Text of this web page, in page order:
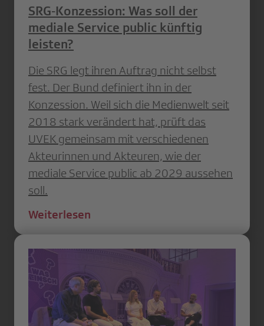
SRG‑Konzession: Was soll der
mediale Service public künftig
leisten?
Die SRG legt ihren Auftrag nicht selbst
fest. Der Bund definiert ihn in der
Konzession. Weil sich die Medienwelt seit
2018 stark verändert hat, prüft das
UVEK gemeinsam mit verschiedenen
Akteurinnen und Akteuren, wie der
mediale Service public ab 2029 aussehen
soll.
Weiterlesen